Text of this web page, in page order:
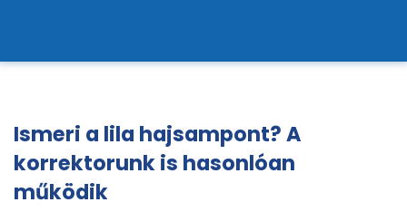
Ismeri a lila hajsampont? A
korrektorunk is hasonlóan
működik